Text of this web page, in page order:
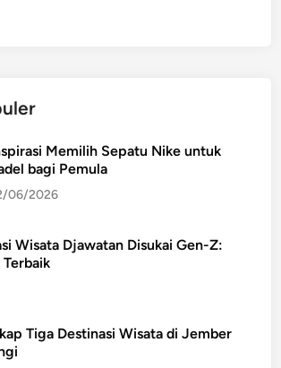
Memilih Sepatu Nike untuk
bagi Pemula
06/2026
Wisata Djawatan Disukai Gen-Z:
Terbaik
Tiga Destinasi Wisata di Jember